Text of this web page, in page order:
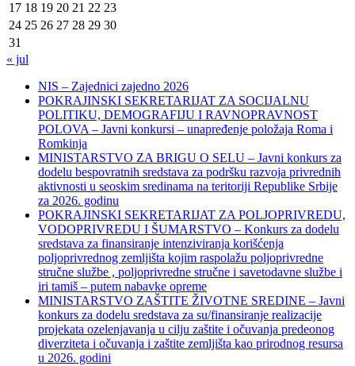
17 18 19 20 21 22 23
24 25 26 27 28 29 30
31
« jul
NIS – Zajednici zajedno 2026
POKRAJINSKI SEKRETARIJAT ZA SOCIJALNU
POLITIKU, DEMOGRAFIJU I RAVNOPRAVNOST
POLOVA – Javni konkursi – unapređenje položaja Roma i
Romkinja
MINISTARSTVO ZA BRIGU O SELU – Javni konkurs za
dodelu bespovratnih sredstava za podršku razvoja privrednih
aktivnosti u seoskim sredinama na teritoriji Republike Srbije
za 2026. godinu
POKRAJINSKI SEKRETARIJAT ZA POLJOPRIVREDU,
VODOPRIVREDU I ŠUMARSTVO – Konkurs za dodelu
sredstava za finansiranje intenziviranja korišćenja
poljoprivrednog zemljišta kojim raspolažu poljoprivredne
stručne službe , poljoprivredne stručne i savetodavne službe i
iri tamiš ‒ putem nabavke opreme
MINISTARSTVO ZAŠTITE ŽIVOTNE SREDINE – Javni
konkurs za dodelu sredstava za su/finansiranje realizacije
projekata ozelenjavanja u cilju zaštite i očuvanja predeonog
diverziteta i očuvanja i zaštite zemljišta kao prirodnog resursa
u 2026. godini